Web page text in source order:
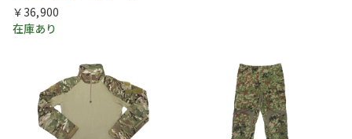
￥36,900
在庫あり